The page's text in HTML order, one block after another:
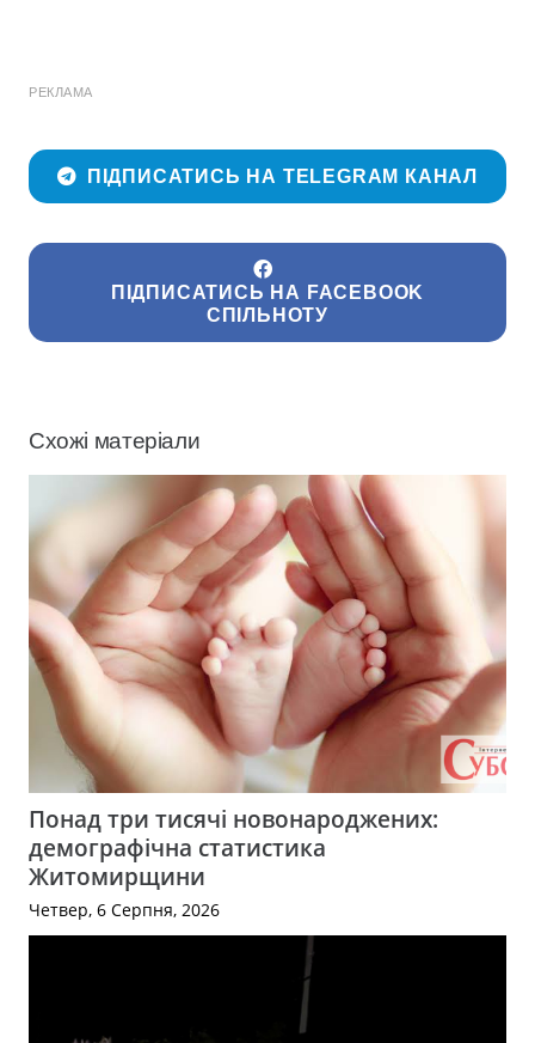
РЕКЛАМА
ПІДПИСАТИСЬ НА TELEGRAM КАНАЛ
ПІДПИСАТИСЬ НА FACEBOOK
СПІЛЬНОТУ
Схожі матеріали
Понад три тисячі новонароджених:
демографічна статистика
Житомирщини
Четвер, 6 Серпня, 2026